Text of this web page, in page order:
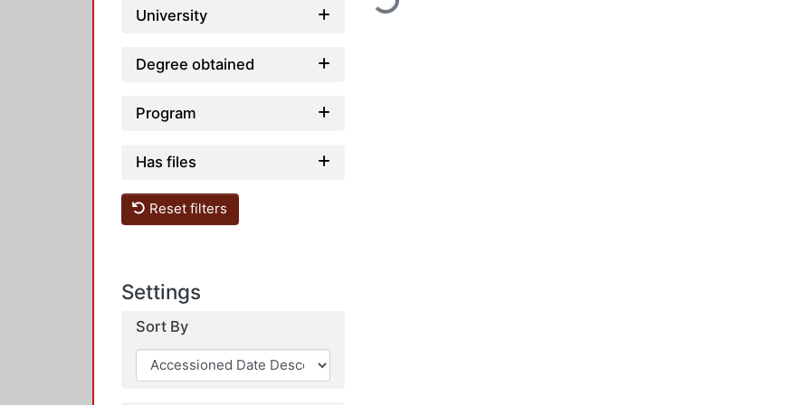
University
Degree obtained
Program
Has files
Reset filters
Settings
Sort By